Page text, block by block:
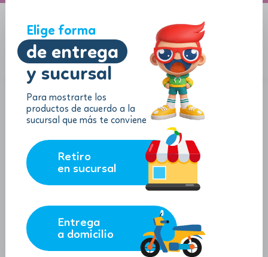
Elige forma
de entrega
y sucursal
Para mostrarte los
productos de acuerdo a la
sucursal que más te conviene
Retiro
en sucursal
Entrega
a domicilio
Ty Beanie Bouncer Disney - Pelota